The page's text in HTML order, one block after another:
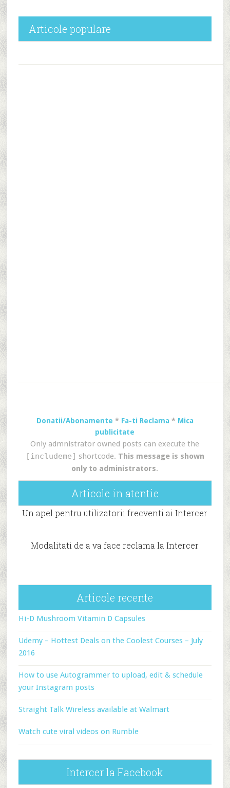
Articole populare
Donatii/Abonamente * Fa-ti Reclama * Mica
publicitate
Only admnistrator owned posts can execute the
[includeme] shortcode. This message is shown
only to administrators.
Articole in atentie
Un apel pentru utilizatorii frecventi ai Intercer
Modalitati de a va face reclama la Intercer
Articole recente
Hi-D Mushroom Vitamin D Capsules
Udemy – Hottest Deals on the Coolest Courses – July
2016
How to use Autogrammer to upload, edit & schedule
your Instagram posts
Straight Talk Wireless available at Walmart
Watch cute viral videos on Rumble
Intercer la Facebook